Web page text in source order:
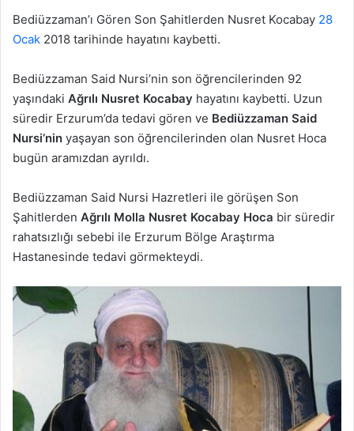
Bediüzzaman’ı Gören Son Şahitlerden Nusret Kocabay 28
Ocak 2018 tarihinde hayatını kaybetti.
Bediüzzaman Said Nursi’nin son öğrencilerinden 92
yaşındaki Ağrılı Nusret Kocabay hayatını kaybetti. Uzun
süredir Erzurum’da tedavi gören ve Bediüzzaman Said
Nursi’nin yaşayan son öğrencilerinden olan Nusret Hoca
bugün aramızdan ayrıldı.
Bediüzzaman Said Nursi Hazretleri ile görüşen Son
Şahitlerden Ağrılı Molla Nusret Kocabay Hoca bir süredir
rahatsızlığı sebebi ile Erzurum Bölge Araştırma
Hastanesinde tedavi görmekteydi.